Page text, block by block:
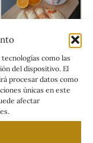
como las
del dispositivo. El
procesar datos como
únicas en este
afectar